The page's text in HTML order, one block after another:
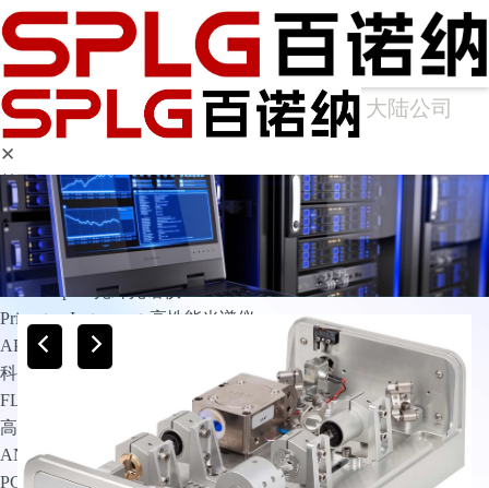
大陆公司
✕
首页
产品中心
光谱仪
Arcoptix傅里叶变换红外光谱仪
Ocean Optics光纤光谱仪
Princeton Instruments高性能光谱仪
APE光谱仪
科学成像
FLIM相机
高灵敏相机
ANDOR
PCO